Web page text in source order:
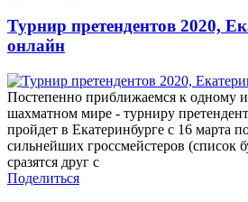
Турнир претендентов 2020,
онлайн
Постепенно приближаемся к одному
шахматном мире - турниру
пройдет в Екатеринбурге с 16 марта
сильнейших гроссмейстеров (список
сразятся друг с
Поделиться